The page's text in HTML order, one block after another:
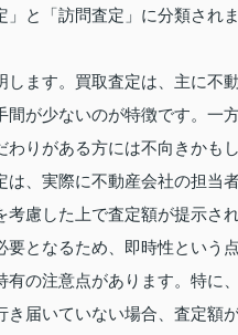
」と「訪問査定」に分類され
します。買取査定は、主に
間が少ないのが特徴です。一
りがある方には不向きかもし
は、実際に不動産会社の担当
考慮した上で査定額が提示さ
となるため、即時性という
有の注意点があります。特に
届いていない場合、査定額